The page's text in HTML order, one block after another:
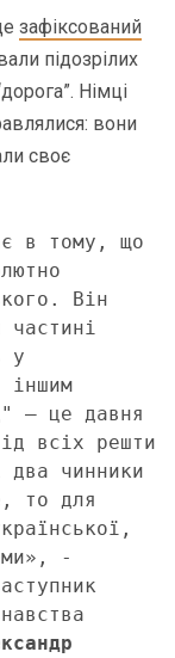
зафіксований
підозрілих
Німці
вони
своє
в тому, що
Він
у
іншим
– це давня
всіх решти
чинники
то для
-